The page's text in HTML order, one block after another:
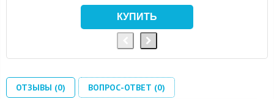
ОТЗЫВЫ (0) ВОПРОС-ОТВЕТ (0)